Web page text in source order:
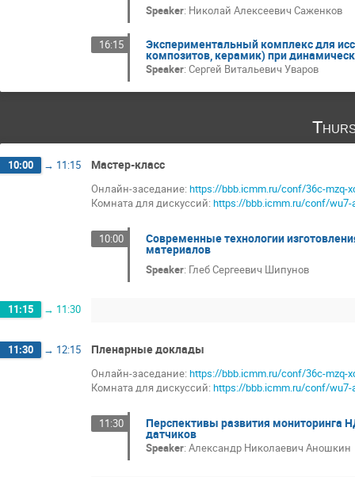
Speaker: Николай Алексеевич Саженков
16:15 Экспериментальный комплекс для
композитов, керамик) при
Speaker: Сергей Витальевич Уваров
10:00 → 11:15 Мастер-класс
Онлайн-заседание: https://bbb.icmm.ru/conf/36c-mzq-
Комната для дискуссий: https://bbb.icmm.ru/conf/wu7-
10:00 Современные технологии
материалов
Speaker: Глеб Сергеевич Шипунов
11:15 → 11:30
11:30 → 12:15 Пленарные доклады
Онлайн-заседание: https://bbb.icmm.ru/conf/36c-mzq-
Комната для дискуссий: https://bbb.icmm.ru/conf/wu7-
11:30 Перспективы развития мониторинга
датчиков
Speaker: Александр Николаевич Аношкин